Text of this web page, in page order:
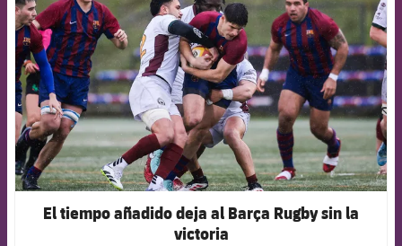
El tiempo añadido deja al Barça Rugby sin la
victoria